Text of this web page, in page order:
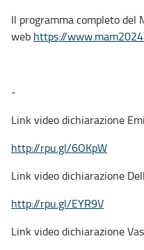
Il programma completo del
web https://
-
Link video dichiarazione
http://rpu.gl/6OKpW
Link video dichiarazione
http://rpu.gl/EYR9V
Link video dichiarazione